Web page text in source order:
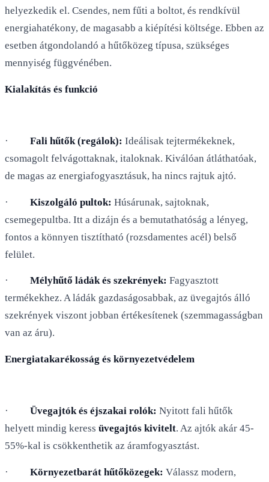
helyezkedik el. Csendes, nem fűti a boltot, és rendkívül
energiahatékony, de magasabb a kiépítési költsége. Ebben az
esetben átgondolandó a hűtőközeg típusa, szükséges
mennyiség függvénében.
Kialakítás és funkció
· Fali hűtők (regálok): Ideálisak tejtermékeknek,
csomagolt felvágottaknak, italoknak. Kiválóan átláthatóak,
de magas az energiafogyasztásuk, ha nincs rajtuk ajtó.
· Kiszolgáló pultok: Húsárunak, sajtoknak,
csemegepultba. Itt a dizájn és a bemutathatóság a lényeg,
fontos a könnyen tisztítható (rozsdamentes acél) belső
felület.
· Mélyhűtő ládák és szekrények: Fagyasztott
termékekhez. A ládák gazdaságosabbak, az üvegajtós álló
szekrények viszont jobban értékesítenek (szemmagasságban
van az áru).
Energiatakarékosság és környezetvédelem
· Üvegajtók és éjszakai rolók: Nyitott fali hűtők
helyett mindig keress üvegajtós kivitelt. Az ajtók akár 45-
55%-kal is csökkenthetik az áramfogyasztást.
· Környezetbarát hűtőközegek: Válassz modern,